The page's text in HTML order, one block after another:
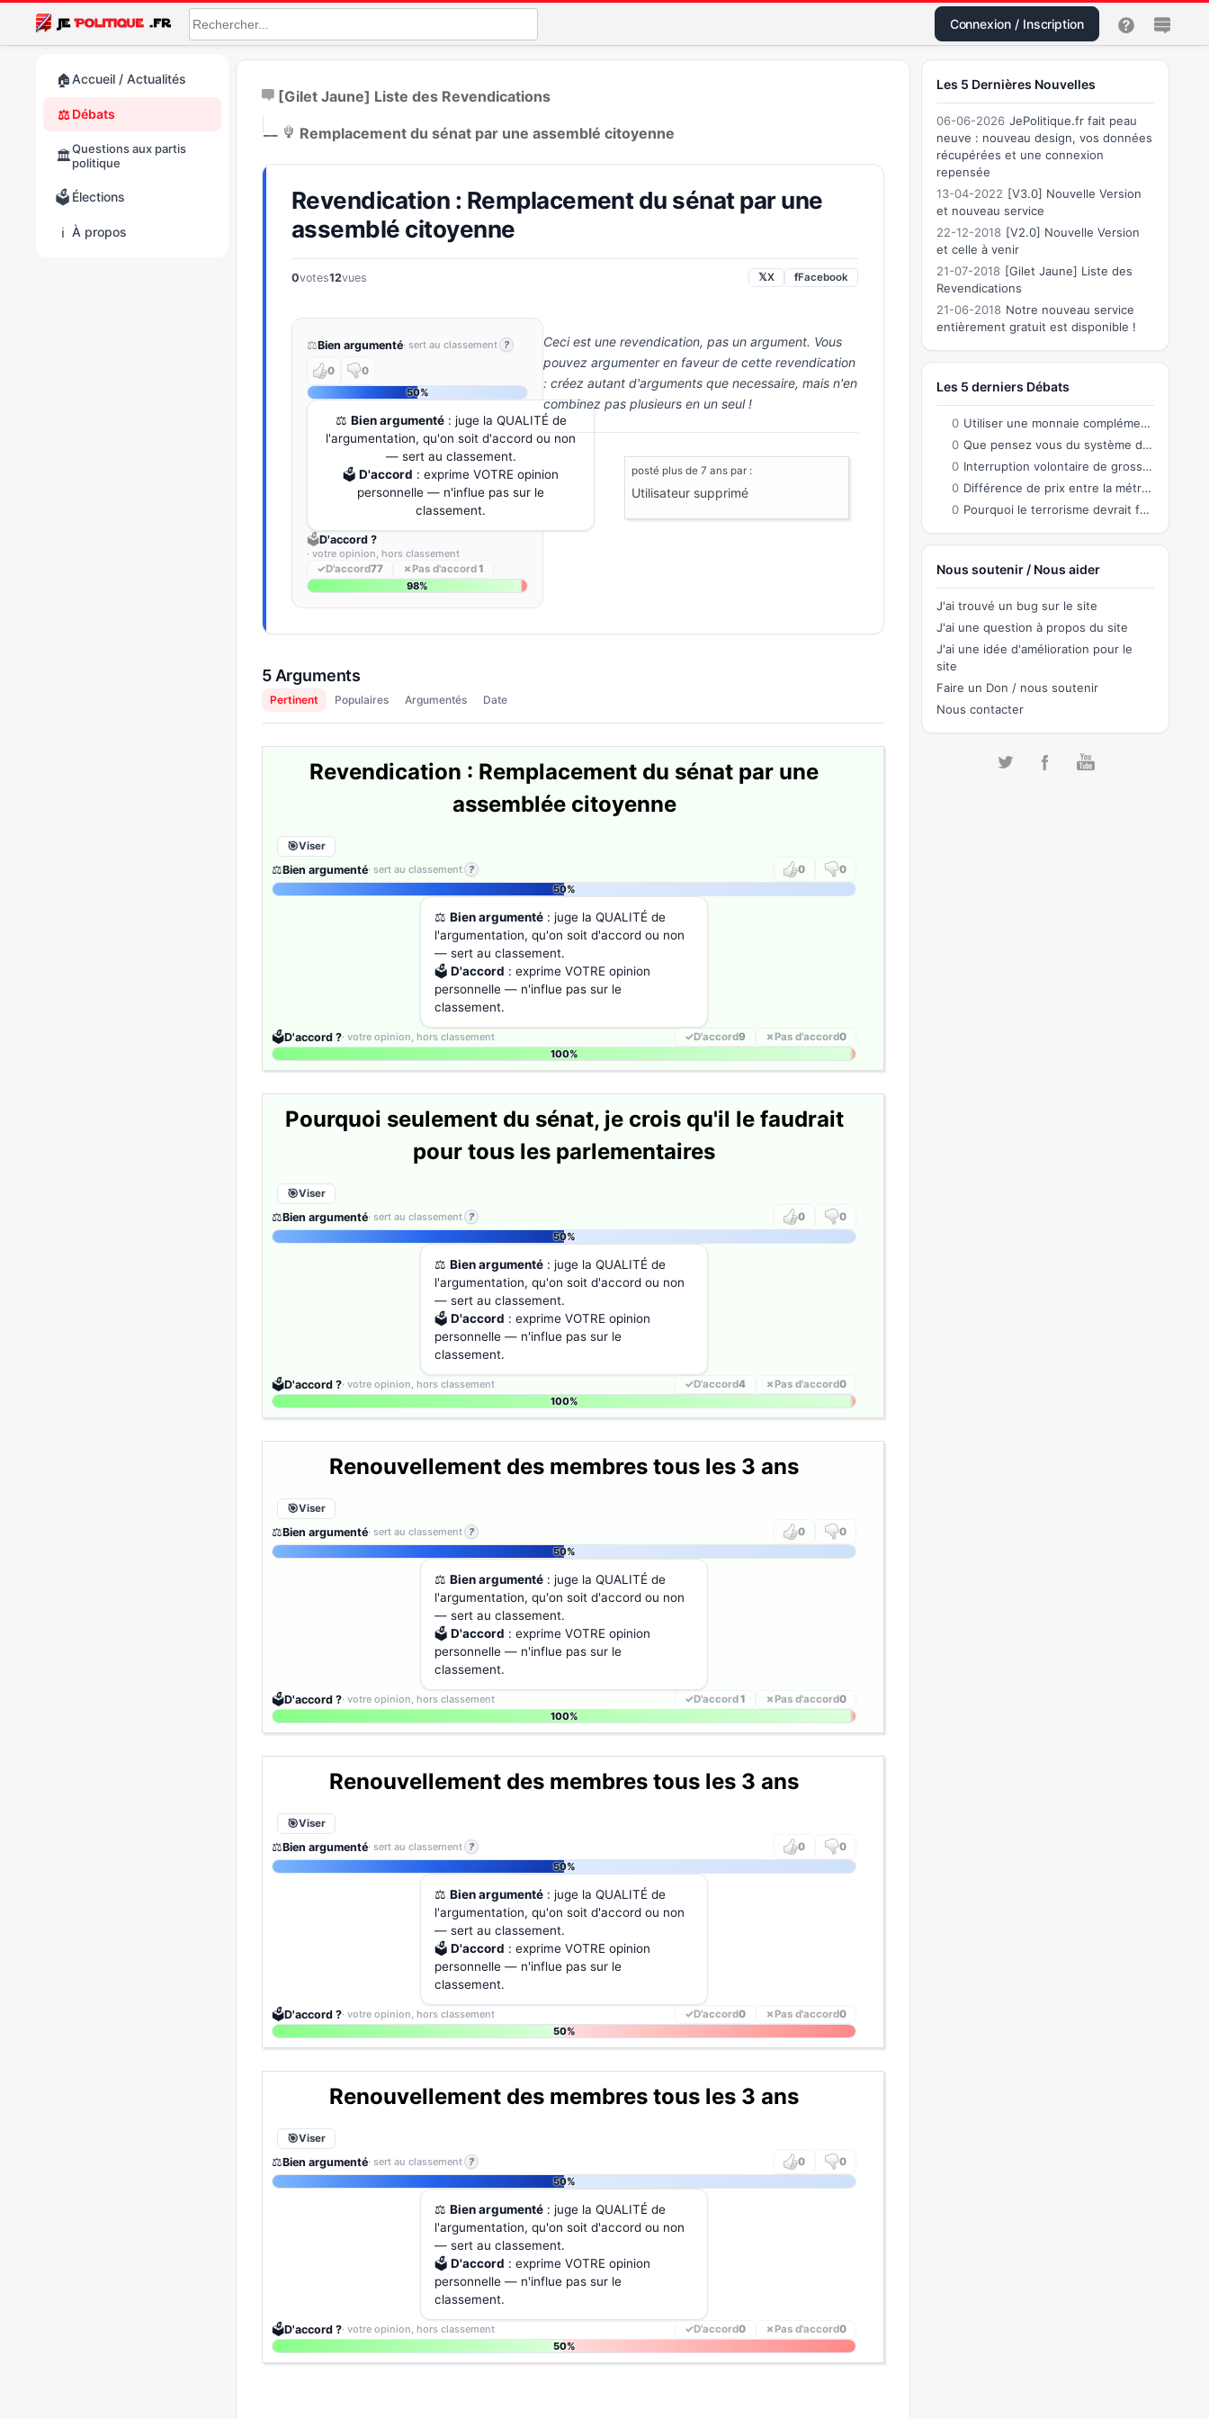
Connexion / Inscription
🏠Accueil / Actualités
⚖️ Débats
🏛️Questions aux partis
politique
🗳️ Élections
ℹ️ À propos
[Gilet Jaune] Liste des Revendications
Remplacement du sénat par une assemblé citoyenne
Revendication : Remplacement du sénat par une
assemblé citoyenne
0votes12vues 𝕏X fFacebook
⚖️Bien argumenté· sert au classement ?
0
0
50%
⚖️ Bien argumenté: juge la QUALITÉ de
l'argumentation, qu'on soit d'accord ou non
— sert au classement.
🗳️ D'accord : exprime VOTRE opinion
personnelle — n'influe pas sur le
classement.
🗳️D'accord ?
· votre opinion, hors classement
✓D'accord77 ✗ Pas d'accord1
98%
Ceci est une revendication, pas un argument. Vous
pouvez argumenter en faveur de cette revendication
: créez autant d'arguments que necessaire, mais n'en
combinez pas plusieurs en un seul !
posté plus de 7 ans par :
Utilisateur supprimé
5 Arguments
Pertinent Populaires Argumentés Date
Revendication : Remplacement du sénat par une
assemblée citoyenne
Viser
⚖️Bien argumenté· sert au classement ? 0
0
50%
⚖️ Bien argumenté : juge la QUALITÉ de
l'argumentation, qu'on soit d'accord ou non
— sert au classement.
🗳️ D'accord : exprime VOTRE opinion
personnelle — n'influe pas sur le
classement.
🗳️D'accord ?· votre opinion, hors classement ✓D'accord9 ✗ Pas d'accord0
100%
Pourquoi seulement du sénat, je crois qu'il le faudrait
pour tous les parlementaires
Viser
⚖️Bien argumenté· sert au classement ? 0
0
50%
⚖️ Bien argumenté : juge la QUALITÉ de
l'argumentation, qu'on soit d'accord ou non
— sert au classement.
🗳️ D'accord : exprime VOTRE opinion
personnelle — n'influe pas sur le
classement.
🗳️D'accord ?· votre opinion, hors classement ✓D'accord4 ✗ Pas d'accord0
100%
Renouvellement des membres tous les 3 ans
Viser
⚖️Bien argumenté· sert au classement ? 0
0
50%
⚖️ Bien argumenté : juge la QUALITÉ de
l'argumentation, qu'on soit d'accord ou non
— sert au classement.
🗳️ D'accord : exprime VOTRE opinion
personnelle — n'influe pas sur le
classement.
🗳️D'accord ?· votre opinion, hors classement ✓D'accord1 ✗ Pas d'accord0
100%
Renouvellement des membres tous les 3 ans
Viser
⚖️Bien argumenté· sert au classement ? 0
0
50%
⚖️ Bien argumenté : juge la QUALITÉ de
l'argumentation, qu'on soit d'accord ou non
— sert au classement.
🗳️ D'accord : exprime VOTRE opinion
personnelle — n'influe pas sur le
classement.
🗳️D'accord ?· votre opinion, hors classement ✓D'accord0 ✗ Pas d'accord0
50%
Renouvellement des membres tous les 3 ans
Viser
⚖️Bien argumenté· sert au classement ? 0
0
50%
⚖️ Bien argumenté : juge la QUALITÉ de
l'argumentation, qu'on soit d'accord ou non
— sert au classement.
🗳️ D'accord : exprime VOTRE opinion
personnelle — n'influe pas sur le
classement.
🗳️D'accord ?· votre opinion, hors classement ✓D'accord0 ✗ Pas d'accord0
50%
Les 5 Dernières Nouvelles
06-06-2026 JePolitique.fr fait peau
neuve : nouveau design, vos données
récupérées et une connexion
repensée
13-04-2022 [V3.0] Nouvelle Version
et nouveau service
22-12-2018 [V2.0] Nouvelle Version
et celle à venir
21-07-2018 [Gilet Jaune] Liste des
Revendications
21-06-2018 Notre nouveau service
entièrement gratuit est disponible !
Les 5 derniers Débats
0 Utiliser une monnaie complémentaire co-créée par les citoyens permettant des échanges
0 Que pensez vous du système de connection sur le site?
0 Interruption volontaire de grossesse
0 Différence de prix entre la métropole et l'Outre-Mer
0 Pourquoi le terrorisme devrait faire partie de notre quotidien ?
Nous soutenir / Nous aider
J'ai trouvé un bug sur le site
J'ai une question à propos du site
J'ai une idée d'amélioration pour le
site
Faire un Don / nous soutenir
Nous contacter